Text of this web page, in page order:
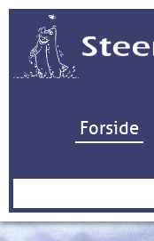
Forside
Søg